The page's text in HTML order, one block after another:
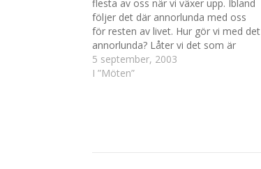
flesta av oss när vi växer upp. Ibland
följer det där annorlunda med oss
för resten av livet. Hur gör vi med det
annorlunda? Låter vi det som är
annorlunda skapa bojor åt oss så att
vi alltid ältar och lever genom det…
5 september, 2003
I ”Möten”